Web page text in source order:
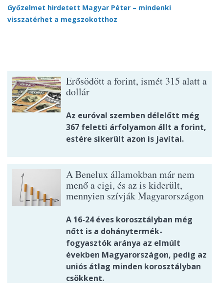
Győzelmet hirdetett Magyar Péter – mindenki
visszatérhet a megszokotthoz
Erősödött a forint, ismét 315 alatt a
dollár
Az euróval szemben délelőtt még
367 feletti árfolyamon állt a forint,
estére sikerült azon is javítai.
A Benelux államokban már nem
menő a cigi, és az is kiderült,
mennyien szívják Magyarországon
A 16-24 éves korosztályban még
nőtt is a dohánytermék-
fogyasztók aránya az elmúlt
években Magyarországon, pedig az
uniós átlag minden korosztályban
csökkent.